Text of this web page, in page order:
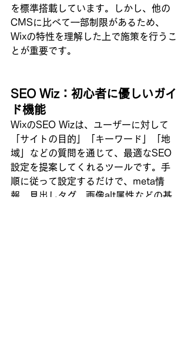
を標準搭載しています。しかし、他の
CMSに比べて一部制限があるため、
Wixの特性を理解した上で施策を行うこ
とが重要です。
SEO Wiz：初心者に優しいガイ
ド機能
WixのSEO Wizは、ユーザーに対して
「サイトの目的」「キーワード」「地
域」などの質問を通じて、最適なSEO
設定を提案してくれるツールです。手
順に従って設定するだけで、meta情
報、見出しタグ、画像alt属性などの基